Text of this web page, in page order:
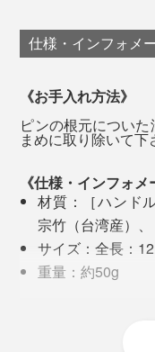
いブラシだと思いま
※イラストは犬ですが、猫
「最初は、耳の後
む場所から始めてく
ブラッシングを嫌
たり、毛玉に引っ
り、過去に嫌な経験
さい。たいていの
するこころを育て
れてくるブラシの
なしているというか
しろは元保護犬、日
です。やはり慣れ
仕様・インフォメ
《お手入れ方法》
ピンの根元につい
まめに取り除いて下
《仕様・インフォメ
材質：［ハンド
宗竹（台湾産）
サイズ：全長：
重量：約50g
※ペットが誤ってかじった